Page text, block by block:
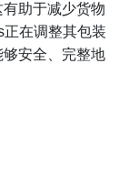
助于减少货物
在调整其包装
安全、完整地